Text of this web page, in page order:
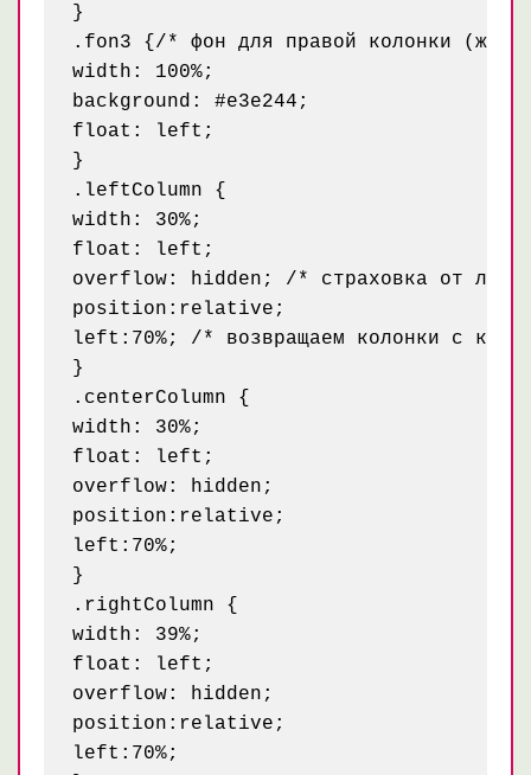
}
.fon3 {/* фон для правой колонки
width: 100%;
background: #e3e244;
float: left;
}
.leftColumn {
width: 30%;
float: left;
overflow: hidden; /* страховка от ломки
position:relative;
left:70%; /* возвращаем колонки с
}
.centerColumn {
width: 30%;
float: left;
overflow: hidden;
position:relative;
left:70%;
}
.rightColumn {
width: 39%;
float: left;
overflow: hidden;
position:relative;
left:70%;